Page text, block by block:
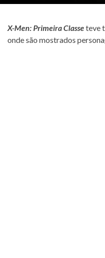
X-Men: Primeira Classeteve
onde são mostrados